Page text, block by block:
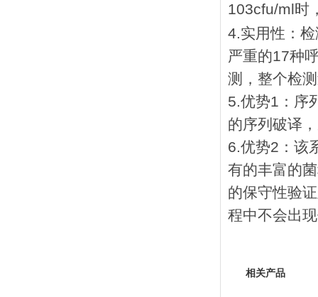
103cfu/ml时
4.实用性：
严重的17种
测，整个检
5.优势1：序
的序列破译
6.优势2：该
有的丰富的
的保守性验
程中不会出
相关产品